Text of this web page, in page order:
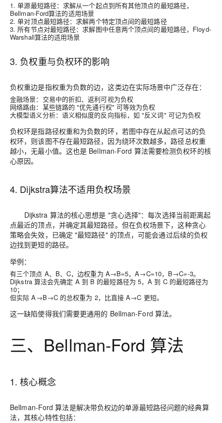
1. 单源最短路径：求解从一个起点到所有其他顶点的最短路径，
Bellman-Ford算法的适用场景
2. 单对顶点最短路径：求解两个特定顶点间的最短路径
3. 所有节点对最短路径：求解图中任意两个顶点间的最短路径，Floyd-
Warshall算法的适用场景
3. 负权重与负权环的影响
负权重边是指权重为负数的边，这类边在实际场景中广泛存在：
金融场景：交易中的折扣、返利可视为负权
网络路由：某些链路的 "优先通行权" 可等效为负权
大模型语义分析：语义相似度的反向指标，如 "反义词" 可记为负权
负权环是指路径权重和为负数的环，若图中存在从起点可达的负
权环，则该图不存在最短路径，因为绕环次数越多，路径总权重
越小，无最小值。这也是 Bellman-Ford 算法需要检测负权环的核
心原因。
4. Dijkstra算法不适用负权场景
Dijkstra 算法的核心思想是 "贪心选择"：每次选择当前距离起
点最近的顶点，并确定其最短路径。但在负权场景下，这种贪心
策略会失效，已确定 "最短路径" 的顶点，可能会通过后续的负权
边找到更短的路径。
举例：
有三个顶点 A、B、C，边权重为 A→B=5，A→C=10，B→C=-3。
Dijkstra 算法会先确定 A 到 B 的最短路径为 5，A 到 C 的最短路径为
10；
但实际 A→B→C 的总权重为 2，比直接 A→C 更短。
这一缺陷使得我们需要更通用的 Bellman-Ford 算法。
三、Bellman-Ford 算法
1. 核心概念
Bellman-Ford 算法是解决带负权边的单源最短路径问题的经典算
法，其核心特性包括：